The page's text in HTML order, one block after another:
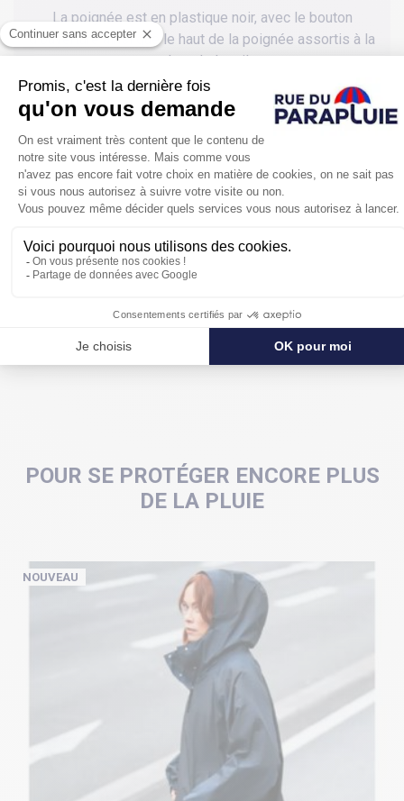
La poignée est en plastique noir, avec le bouton
d'ouverture ainsi que le haut de la poignée assortis à la
couleur de la toile.
Avec ses 29 cm de long fermé, vous pourrez
facilement ranger ce parapluie dans votre sac à main,
le tout sans mouiller l'intérieur grâce à sa housse
assortie livrée avec. Il vous protègera parfaitement de
la pluie grâce à un diamètre ouvert de 93 cm, pas mal
pour un parapluie pliant !
Petit, pratique, pas cher et en plus de marque, ce
parapluie pliant bleu profond automatique est idéal
pour vous accompagner au quotidien.
POUR SE PROTÉGER ENCORE PLUS
DE LA PLUIE
NOUVEAU